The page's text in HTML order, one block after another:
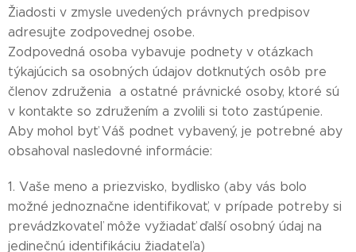
Žiadosti v zmysle uvedených právnych predpisov
adresujte zodpovednej osobe.
Zodpovedná osoba vybavuje podnety v otázkach
týkajúcich sa osobných údajov dotknutých osôb pre
členov združenia a ostatné právnické osoby, ktoré sú
v kontakte so združením a zvolili si toto zastúpenie.
Aby mohol byť Váš podnet vybavený, je potrebné aby
obsahoval nasledovné informácie:
1. Vaše meno a priezvisko, bydlisko (aby vás bolo
možné jednoznačne identifikovať, v prípade potreby si
prevádzkovateľ môže vyžiadať ďalší osobný údaj na
jedinečnú identifikáciu žiadateľa)